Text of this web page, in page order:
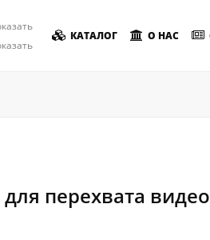
05
КАТАЛОГ О НАС
перехвата